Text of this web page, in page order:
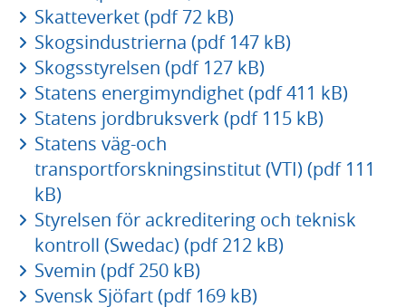
Skatteverket (pdf 72 kB)
Skogsindustrierna (pdf 147 kB)
Skogsstyrelsen (pdf 127 kB)
Statens energimyndighet (pdf 411 kB)
Statens jordbruksverk (pdf 115 kB)
Statens väg-och
transportforskningsinstitut (VTI) (pdf 111
kB)
Styrelsen för ackreditering och teknisk
kontroll (Swedac) (pdf 212 kB)
Svemin (pdf 250 kB)
Svensk Sjöfart (pdf 169 kB)